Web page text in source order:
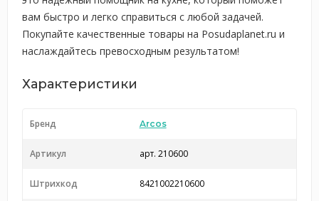
вам быстро и легко справиться с любой задачей.
Покупайте качественные товары на Posudaplanet.ru и
наслаждайтесь превосходным результатом!
Характеристики
Бренд Arcos
Артикул арт. 210600
Штрихкод 8421002210600